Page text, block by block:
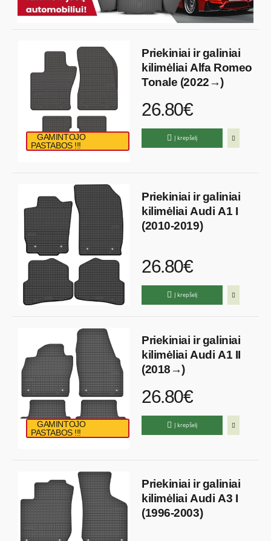
GAMINTOJO
PASTABOS !!!
Priekiniai ir galiniai
kilimėliai Alfa Romeo
Tonale (2022→)
26.80€
Į krepšelį
Priekiniai ir galiniai
kilimėliai Audi A1 I
(2010-2019)
26.80€
Į krepšelį
GAMINTOJO
PASTABOS !!!
Priekiniai ir galiniai
kilimėliai Audi A1 II
(2018→)
26.80€
Į krepšelį
Priekiniai ir galiniai
kilimėliai Audi A3 I
(1996-2003)